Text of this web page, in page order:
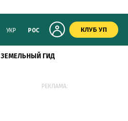
УКР РОС КЛУБ УП
ЗЕМЕЛЬНЫЙ ГИД
РЕКЛАМА: